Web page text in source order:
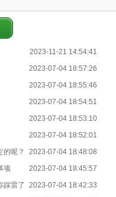
2023-11-21 14:54:41
2023-07-04 18:57:26
2023-07-04 18:55:46
2023-07-04 18:54:51
2023-07-04 18:53:10
2023-07-04 18:52:01
2023-07-04 18:48:08
的呢？
2023-07-04 18:45:57
项
2023-07-04 18:42:33
踩雷了